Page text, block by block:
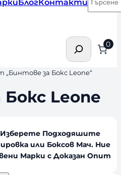
Търсене 0
за Бокс Leone“
Leone
Изберете Подходяшите
или Боксов Мач. Ние
Марки с Доказан Опит